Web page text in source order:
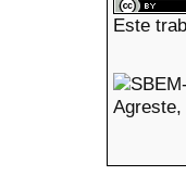
Este